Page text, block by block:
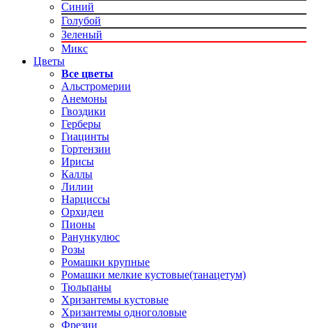
Синий
Голубой
Зеленый
Микс
Цветы
Все цветы
Альстромерии
Анемоны
Гвоздики
Герберы
Гиацинты
Гортензии
Ирисы
Каллы
Лилии
Нарциссы
Орхидеи
Пионы
Ранункулюс
Розы
Ромашки крупные
Ромашки мелкие кустовые(танацетум)
Тюльпаны
Хризантемы кустовые
Хризантемы одноголовые
Фрезии